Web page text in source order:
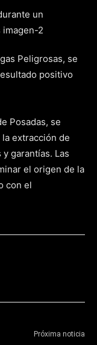
Peligrosas, se
positivo
Posadas, se
extracción de
garantías. Las
el origen de la
con el
Próxima noticia